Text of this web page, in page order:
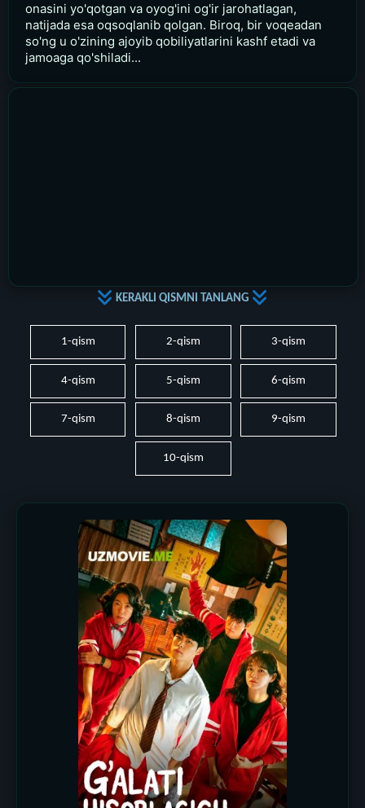
onasini yo'qotgan va oyog'ini og'ir jarohatlagan,
natijada esa oqsoqlanib qolgan. Biroq, bir voqeadan
so'ng u o'zining ajoyib qobiliyatlarini kashf etadi va
jamoaga qo'shiladi...
KERAKLI QISMNI TANLANG
1-qism 2-qism 3-qism
4-qism 5-qism 6-qism
7-qism 8-qism 9-qism
10-qism